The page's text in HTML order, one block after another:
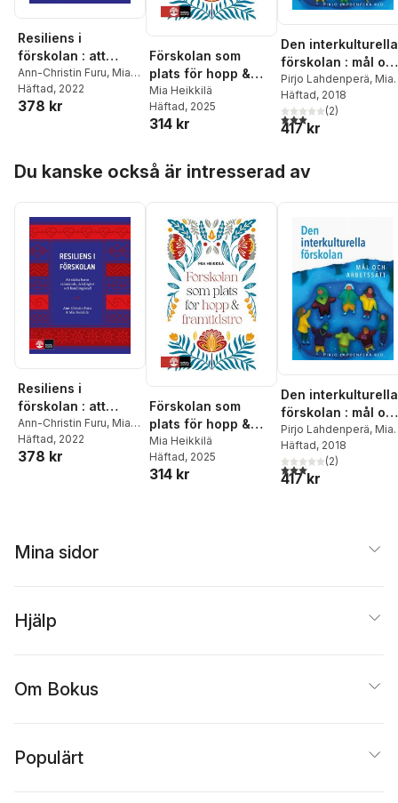
Resiliens i
förskolan : att
stärka barns
välmående,
delaktighet och
Ann-Christin Furu, Mia
Heikkilä
Häftad, 2022
378 kr
Förskolan som
plats för hopp &
framtidstro
Mia Heikkilä
Häftad, 2025
314 kr
Den interkulturella
förskolan : mål
arbetssätt
Pirjo Lahdenperä, Mia
Heikkilä ,Kerstin
Johannson
Lillvist,Boglárka
Wetso
Häftad, 2018
3,0utav 5 stjärnor.
(2)
417 kr
Du kanske också är intresserad av
Resiliens i
förskolan : att
stärka barns
välmående,
delaktighet och
Ann-Christin Furu, Mia
Heikkilä
Häftad, 2022
378 kr
Förskolan som
plats för hopp &
framtidstro
Mia Heikkilä
Häftad, 2025
314 kr
Den interkulturella
förskolan : mål
arbetssätt
Pirjo Lahdenperä, Mia
Heikkilä ,Kerstin
Johannson
Lillvist,Boglárka
Häftad, 2018
3,0utav 5 stjärnor.
(2)
417 kr
Mina sidor
Hjälp
Om Bokus
Populärt